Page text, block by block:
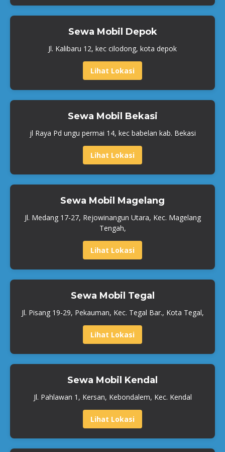
Sewa Mobil Depok
Jl. Kalibaru 12, kec cilodong, kota depok
Lihat Lokasi
Sewa Mobil Bekasi
jl Raya Pd ungu permai 14, kec babelan kab. Bekasi
Lihat Lokasi
Sewa Mobil Magelang
Jl. Medang 17-27, Rejowinangun Utara, Kec. Magelang
Tengah,
Lihat Lokasi
Sewa Mobil Tegal
Jl. Pisang 19-29, Pekauman, Kec. Tegal Bar., Kota Tegal,
Lihat Lokasi
Sewa Mobil Kendal
Jl. Pahlawan 1, Kersan, Kebondalem, Kec. Kendal
Lihat Lokasi